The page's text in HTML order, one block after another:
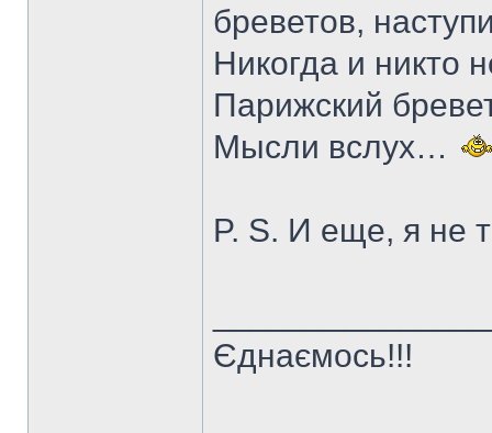
бреветов,
Никогда и никто
Парижский
Мысли вслух…
P. S. И еще, я не
Єднаємось!!!